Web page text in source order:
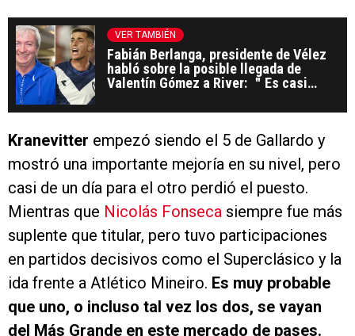
VER TAMBIÉN
Fabián Berlanga, presidente de Vélez
habló sobre la posible llegada de
Valentín Gómez a River: ＂Es casi
Kranevitter empezó siendo el 5 de Gallardo y
mostró una importante mejoría en su nivel, pero
casi de un día para el otro perdió el puesto.
Mientras que Nicolás Fonseca siempre fue más
suplente que titular, pero tuvo participaciones
en partidos decisivos como el Superclásico y la
ida frente a Atlético Mineiro. Es muy probable
que uno, o incluso tal vez los dos, se vayan
del Más Grande en este mercado de pases.